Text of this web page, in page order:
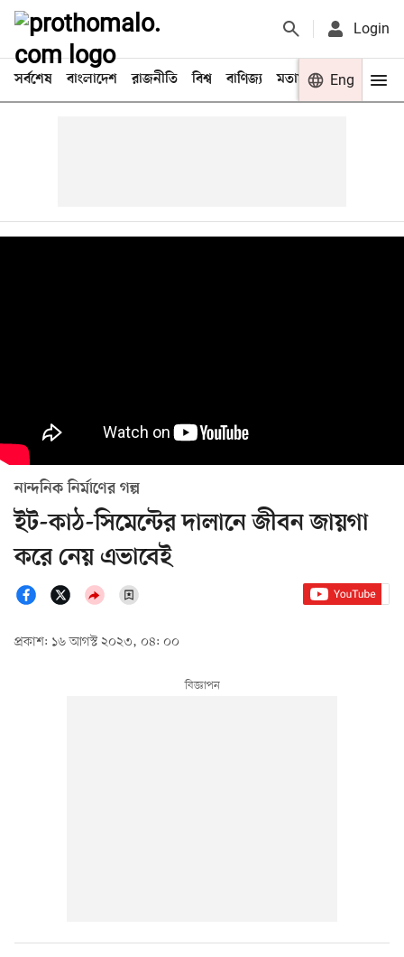
Login
সর্বশেষ বাংলাদেশ রাজনীতি বিশ্ব বাণিজ্য মতামত খেলা
Eng
নান্দনিক নির্মাণের গল্প
ইট-কাঠ-সিমেন্টের দালানে জীবন জায়গা
করে নেয় এভাবেই
প্রকাশ: ১৬ আগস্ট ২০২৩, ০৪: ০০